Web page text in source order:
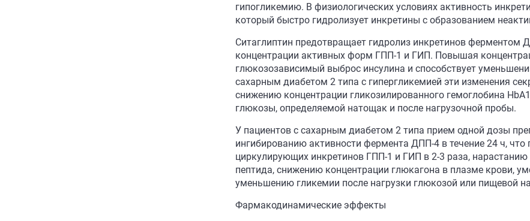
гипогликемию. В физиологических условиях активность
который быстро гидролизует инкретины с образованием
Ситаглиптин предотвращает гидролиз инкретинов
концентрации активных форм ГПП-1 и ГИП. Повышая
глюкозозависимый выброс инсулина и способствует
сахарным диабетом 2 типа с гипергликемией эти изменения
снижению концентрации гликозилированного гемоглобина
глюкозы, определяемой натощак и после нагрузочной пробы.
У пациентов с сахарным диабетом 2 типа прием одной дозы
ингибированию активности фермента ДПП-4 в течение 24 ч,
циркулирующих инкретинов ГПП-1 и ГИП в 2-3 раза,
пептида, снижению концентрации глюкагона в плазме крови,
уменьшению гликемии после нагрузки глюкозой или пищевой
Фармакодинамические эффекты